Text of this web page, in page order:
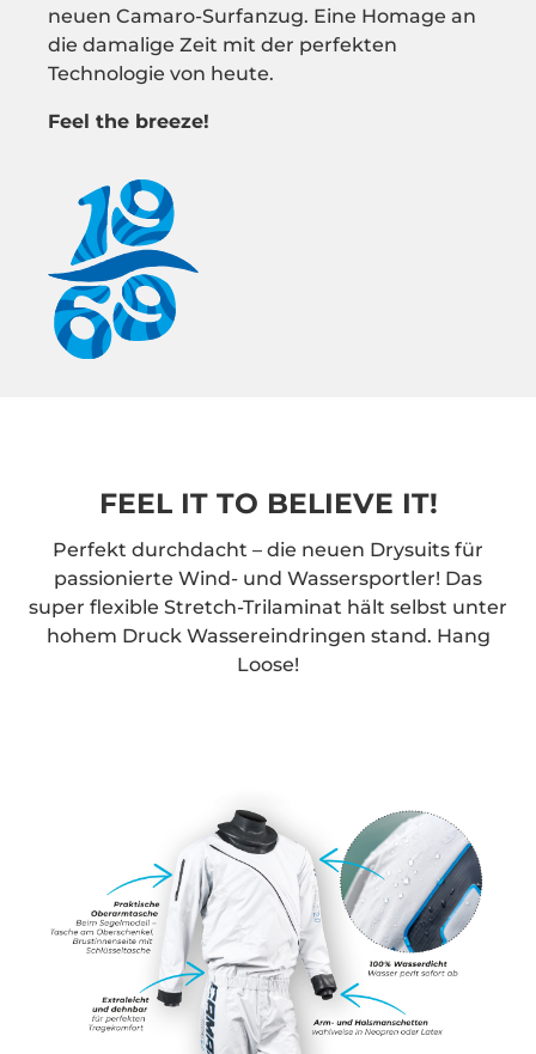
neuen Camaro-Surfanzug. Eine Homage an
die damalige Zeit mit der perfekten
Technologie von heute.
Feel the breeze!
FEEL IT TO BELIEVE IT!
Perfekt durchdacht – die neuen Drysuits für
passionierte Wind- und Wassersportler! Das
super flexible Stretch-Trilaminat hält selbst unter
hohem Druck Wassereindringen stand. Hang
Loose!